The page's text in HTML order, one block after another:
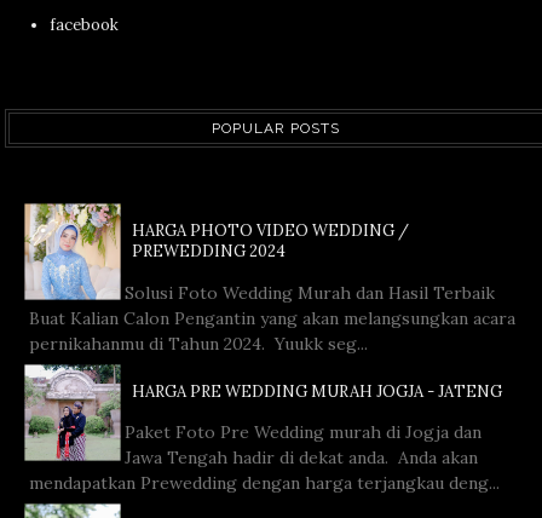
facebook
POPULAR POSTS
HARGA PHOTO VIDEO WEDDING /
PREWEDDING 2024
Solusi Foto Wedding Murah dan Hasil Terbaik
Buat Kalian Calon Pengantin yang akan melangsungkan acara
pernikahanmu di Tahun 2024. Yuukk seg...
HARGA PRE WEDDING MURAH JOGJA - JATENG
Paket Foto Pre Wedding murah di Jogja dan
Jawa Tengah hadir di dekat anda. Anda akan
mendapatkan Prewedding dengan harga terjangkau deng...